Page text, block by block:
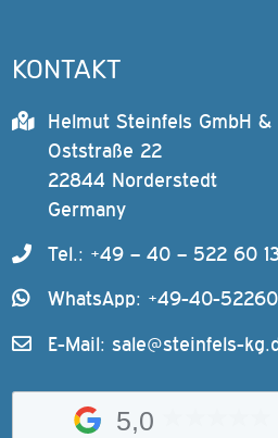
KONTAKT
Helmut Steinfels GmbH &
Oststraße 22
22844 Norderstedt
Germany
Tel.: +49 – 40 – 522 60
WhatsApp: +49-40-
E-Mail: sale@steinfels-
5,0